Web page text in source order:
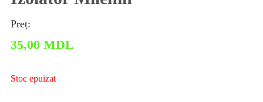
Preț:
35,00 MDL
Stoc epuizat